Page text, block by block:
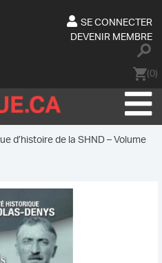
SE CONNECTER
DEVENIR MEMBRE
(0)
d’histoire de la SHND – Volume